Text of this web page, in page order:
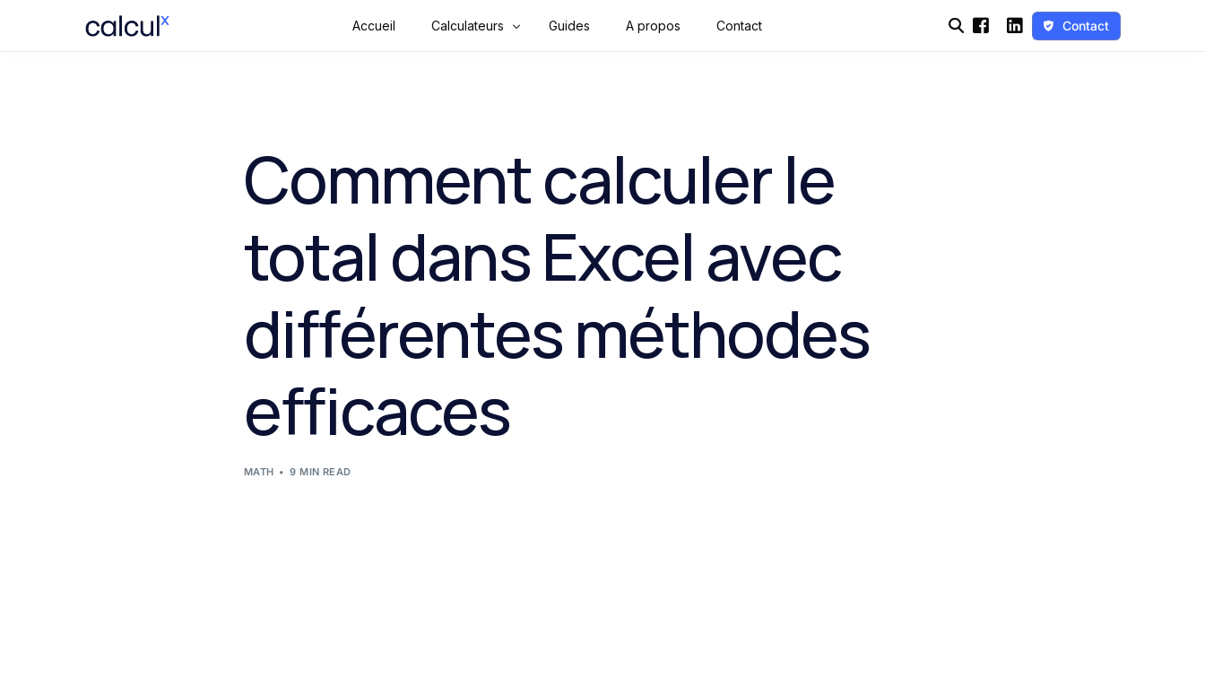
Accueil Calculateurs
Convertisseurs
Construction
Physique
Sport & Fitness
Vie quotidienne
Guides A propos Contact Contact
Comment calculer le
total dans Excel avec
différentes méthodes
efficaces
MATH 9 MIN READ